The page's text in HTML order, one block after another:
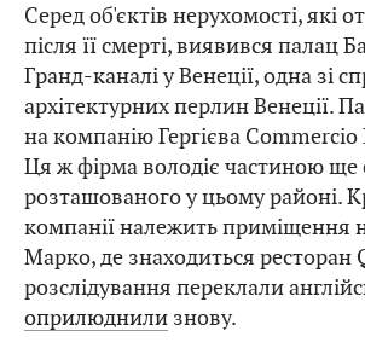
Серед об'єктів нерухомості, які
після її смерті, виявився палац
Гранд-каналі у Венеції, одна зі
архітектурних перлин Венеції.
на компанію Гергієва
Ця ж фірма володіє частиною ще
розташованого у цьому районі.
компанії належить приміщення
Марко, де знаходиться ресторан
розслідування переклали
оприлюднили знову.